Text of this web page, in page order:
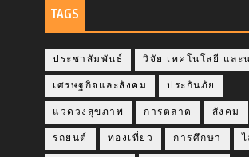
TAGS
ประชาสัมพันธ์ วิจัย เทคโนโลยี และ
เศรษฐกิจและสังคม ประกันภัย
แวดวงสุขภาพ การตลาด สังคม
รถยนต์ ท่องเที่ยว การศึกษา